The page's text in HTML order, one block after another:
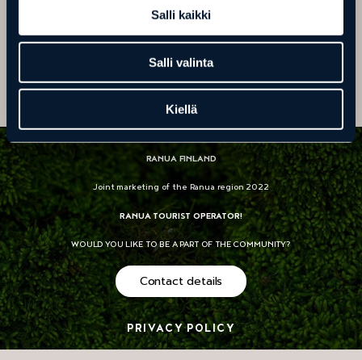
Salli kaikki
Salli valinta
Kiellä
RANUA FINLAND
Joint marketing of the Ranua region 2022
RANUA TOURIST OPERATOR!
WOULD YOU LIKE TO BE A PART OF THE COMMUNITY?
Contact details
PRIVACY POLICY